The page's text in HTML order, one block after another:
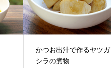
かつお出汁で作るヤツガ
シラの煮物